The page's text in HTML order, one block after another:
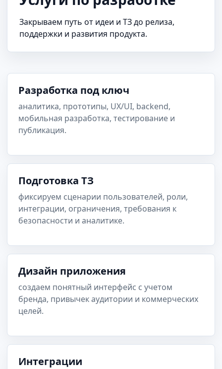
Закрываем путь от идеи и ТЗ до релиза,
поддержки и развития продукта.
Разработка под ключ
аналитика, прототипы, UX/UI, backend,
мобильная разработка, тестирование и
публикация.
Подготовка ТЗ
фиксируем сценарии пользователей, роли,
интеграции, ограничения, требования к
безопасности и аналитике.
Дизайн приложения
создаем понятный интерфейс с учетом
бренда, привычек аудитории и коммерческих
целей.
Интеграции